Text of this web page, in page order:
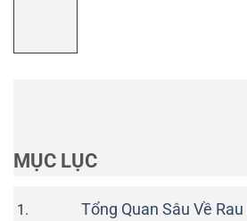
MỤC LỤC
Tổng Quan Sâu Về